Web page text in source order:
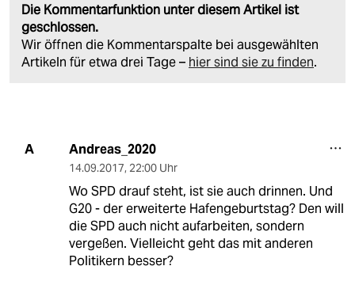
Die Kommentarfunktion unter diesem Artikel ist
geschlossen.
Wir öffnen die Kommentarspalte bei ausgewählten
Artikeln für etwa drei Tage – hier sind sie zu finden.
A Andreas_2020
14.09.2017, 22:00 Uhr
Wo SPD drauf steht, ist sie auch drinnen. Und
G20 - der erweiterte Hafengeburtstag? Den will
die SPD auch nicht aufarbeiten, sondern
vergeßen. Vielleicht geht das mit anderen
Politikern besser?